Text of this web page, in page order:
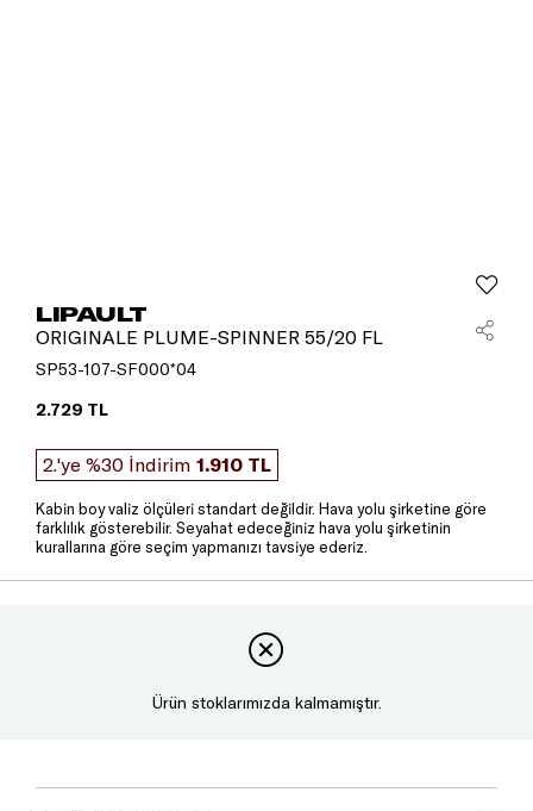
LIPAULT
ORIGINALE PLUME-SPINNER 55/20 FL
SP53-107-SF000*04
2.729 TL
2.'ye %30 İndirim 1.910 TL
Kabin boy valiz ölçüleri standart değildir. Hava yolu şirketine göre
farklılık gösterebilir. Seyahat edeceğiniz hava yolu şirketinin
kurallarına göre seçim yapmanızı tavsiye ederiz.
Ürün stoklarımızda kalmamıştır.